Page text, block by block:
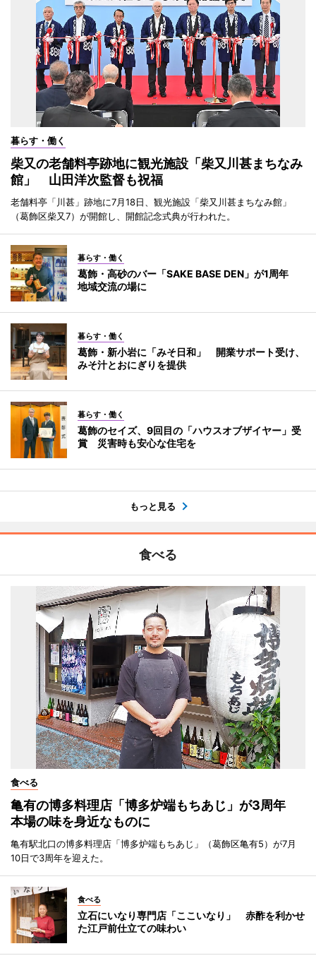
暮らす・働く
柴又の老舗料亭跡地に観光施設「柴又川甚まちなみ
館」 山田洋次監督も祝福
老舗料亭「川甚」跡地に7月18日、観光施設「柴又川甚まちなみ館」
（葛飾区柴又7）が開館し、開館記念式典が行われた。
暮らす・働く
葛飾・高砂のバー「SAKE BASE DEN」が1周年
地域交流の場に
暮らす・働く
葛飾・新小岩に「みそ日和」 開業サポート受け、
みそ汁とおにぎりを提供
暮らす・働く
葛飾のセイズ、9回目の「ハウスオブザイヤー」受
賞 災害時も安心な住宅を
もっと見る
食べる
食べる
亀有の博多料理店「博多炉端もちあじ」が3周年
本場の味を身近なものに
亀有駅北口の博多料理店「博多炉端もちあじ」（葛飾区亀有5）が7月
10日で3周年を迎えた。
食べる
立石にいなり専門店「ここいなり」 赤酢を利かせ
た江戸前仕立ての味わい